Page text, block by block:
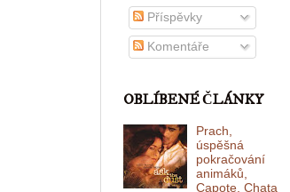
Příspěvky
Komentáře
OBLÍBENÉ ČLÁNKY
Prach,
úspěšná
pokračování
animáků,
Capote, Chata